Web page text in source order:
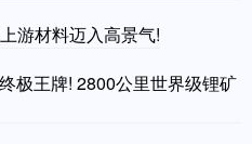
游材料迈入高景气!
极王牌! 2800公里世界级锂矿